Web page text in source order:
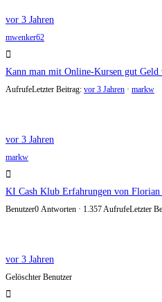
vor 3 Jahren
mwenker62
Kann man mit Online-Kursen gut Geld
AufrufeLetzter Beitrag: vor 3 Jahren · markw
vor 3 Jahren
markw
KI Cash Klub Erfahrungen von Florian
Benutzer0 Antworten · 1.357 AufrufeLetzter
vor 3 Jahren
Gelöschter Benutzer